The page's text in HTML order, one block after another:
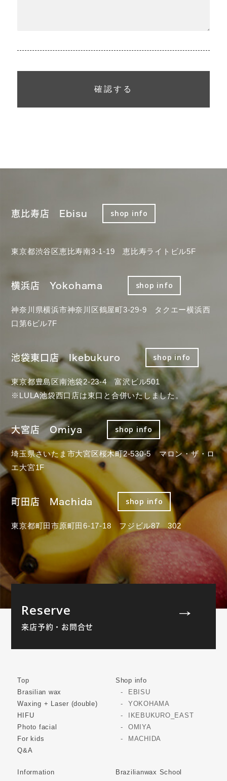
恵比寿店 Ebisu shop info
東京都渋谷区恵比寿南3-1-19 恵比寿ライトビル5F
横浜店 Yokohama shop info
神奈川県横浜市神奈川区鶴屋町3-29-9 タクエー横浜西
口第6ビル7F
池袋東口店 Ikebukuro shop info
東京都豊島区南池袋2-23-4 富沢ビル501
※LULA池袋西口店は東口と合併いたしました。
大宮店 Omiya shop info
埼玉県さいたま市大宮区桜木町2-530-5 マロン・ザ・ロ
エ大宮1F
町田店 Machida shop info
東京都町田市原町田6-17-18 フジビル87 302
Reserve
来店予約・お問合せ
Top
Brasilian wax
Waxing + Laser (double)
HIFU
Photo facial
For kids
Q&A
Shop info
EBISU
YOKOHAMA
IKEBUKURO_EAST
OMIYA
MACHIDA
Information
Brazilianwax School